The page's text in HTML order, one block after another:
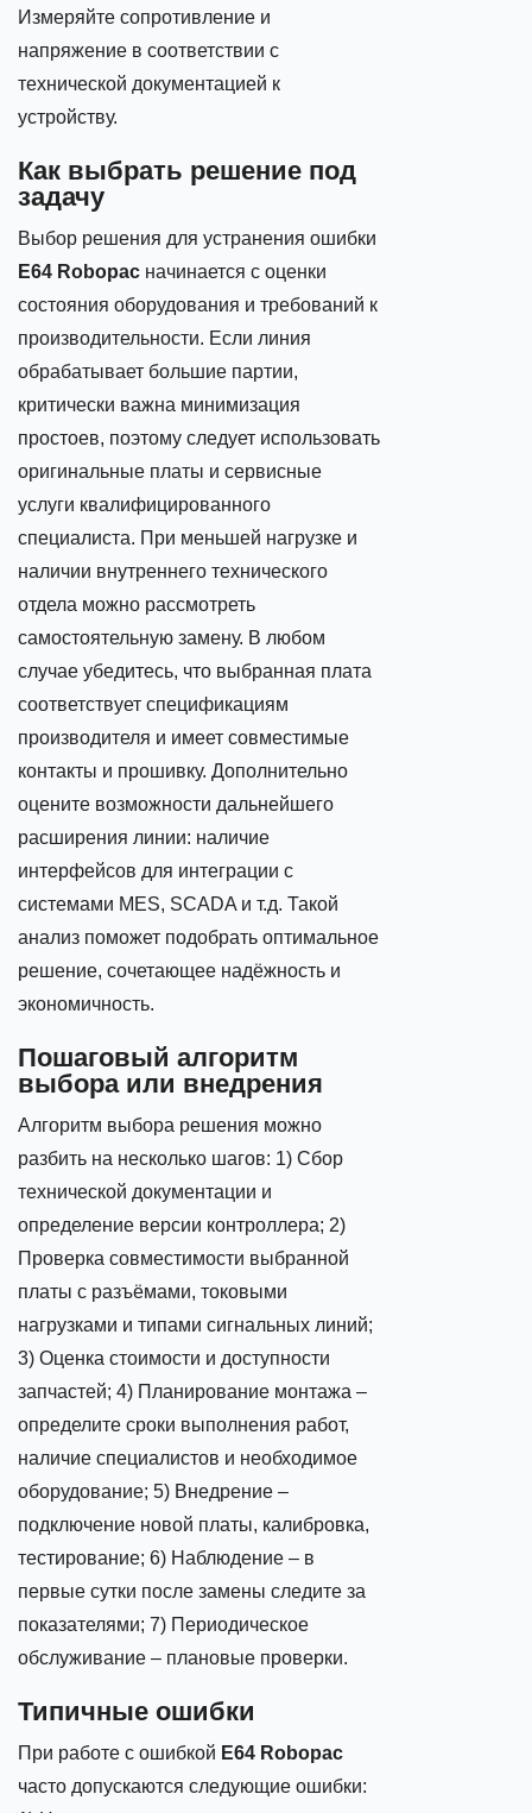
Измеряйте сопротивление и
напряжение в соответствии с
технической документацией к
устройству.
Как выбрать решение под
задачу
Выбор решения для устранения ошибки
E64 Robopac начинается с оценки
состояния оборудования и требований к
производительности. Если линия
обрабатывает большие партии,
критически важна минимизация
простоев, поэтому следует использовать
оригинальные платы и сервисные
услуги квалифицированного
специалиста. При меньшей нагрузке и
наличии внутреннего технического
отдела можно рассмотреть
самостоятельную замену. В любом
случае убедитесь, что выбранная плата
соответствует спецификациям
производителя и имеет совместимые
контакты и прошивку. Дополнительно
оцените возможности дальнейшего
расширения линии: наличие
интерфейсов для интеграции с
системами MES, SCADA и т.д. Такой
анализ поможет подобрать оптимальное
решение, сочетающее надёжность и
экономичность.
Пошаговый алгоритм
выбора или внедрения
Алгоритм выбора решения можно
разбить на несколько шагов: 1) Сбор
технической документации и
определение версии контроллера; 2)
Проверка совместимости выбранной
платы с разъёмами, токовыми
нагрузками и типами сигнальных линий;
3) Оценка стоимости и доступности
запчастей; 4) Планирование монтажа –
определите сроки выполнения работ,
наличие специалистов и необходимое
оборудование; 5) Внедрение –
подключение новой платы, калибровка,
тестирование; 6) Наблюдение – в
первые сутки после замены следите за
показателями; 7) Периодическое
обслуживание – плановые проверки.
Типичные ошибки
При работе с ошибкой E64 Robopac
часто допускаются следующие ошибки: